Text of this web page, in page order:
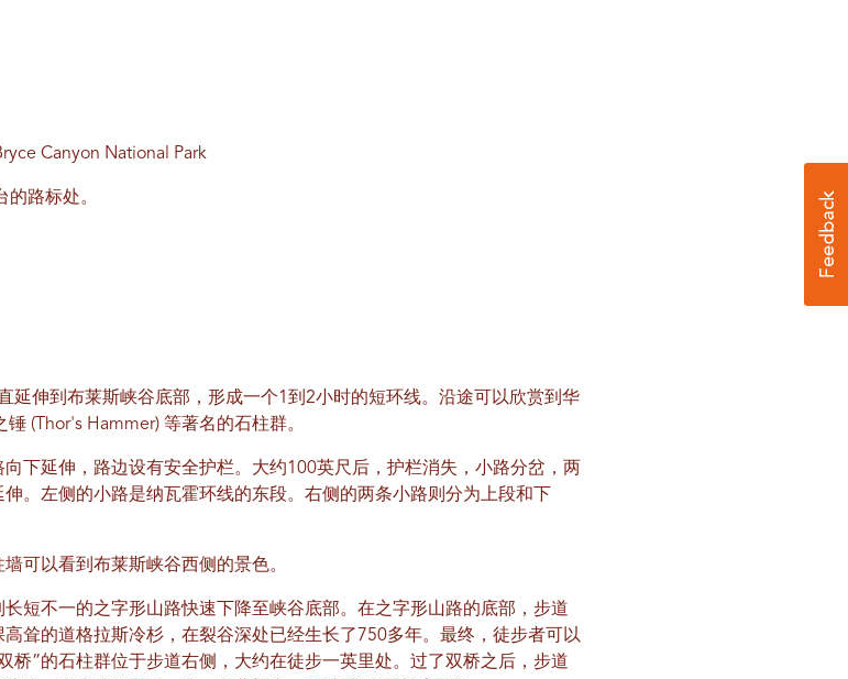
Canyon National Park
路标处。
延伸到布莱斯峡谷底部，形成一个1到2小时的短环线。沿途可以欣赏到华
(Thor's Hammer) 等著名的石柱群。
下延伸，路边设有安全护栏。大约100英尺后，护栏消失，小路分岔，两
。左侧的小路是纳瓦霍环线的东段。右侧的两条小路则分为上段和下
可以看到布莱斯峡谷西侧的景色。
短不一的之字形山路快速下降至峡谷底部。在之字形山路的底部，步道
耸的道格拉斯冷杉，在裂谷深处已经生长了750多年。最终，徒步者可以
桥”的石柱群位于步道右侧，大约在徒步一英里处。过了双桥之后，步道